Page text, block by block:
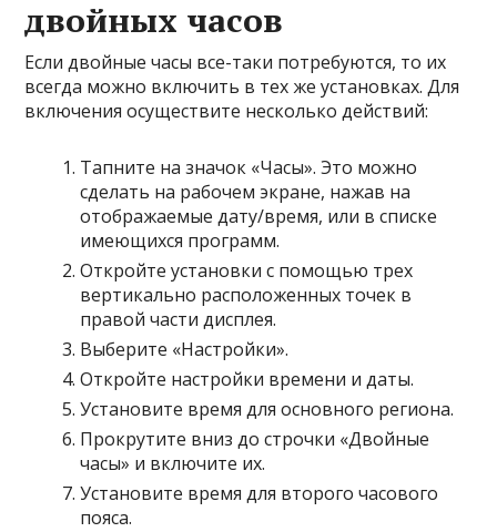
двойных часов
Если двойные часы все-таки потребуются, то их
всегда можно включить в тех же установках. Для
включения осуществите несколько действий:
Тапните на значок «Часы». Это можно
сделать на рабочем экране, нажав на
отображаемые дату/время, или в списке
имеющихся программ.
Откройте установки с помощью трех
вертикально расположенных точек в
правой части дисплея.
Выберите «Настройки».
Откройте настройки времени и даты.
Установите время для основного региона.
Прокрутите вниз до строчки «Двойные
часы» и включите их.
Установите время для второго часового
пояса.